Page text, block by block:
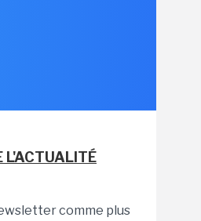
L'ACTUALITÉ
comme plus